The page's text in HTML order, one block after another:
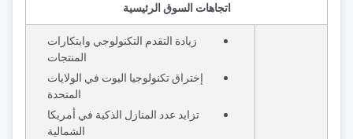
اتجاهات السوق الرئيسية
زيادة التقدم التكنولوجي وابتكارات
المنتجات
إختراق تكنولوجيا اليوت في الولايات
المتحدة
تزايد عدد المنازل الذكية في أمريكا
الشمالية